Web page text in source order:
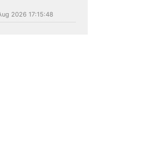
2026 17:15:48